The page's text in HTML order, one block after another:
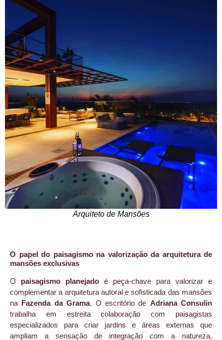
Arquiteto de Mansões
O papel do paisagismo na valorização da arquitetura de
mansões exclusivas
O paisagismo planejado é peça-chave para valorizar e
complementar a arquitetura autoral e sofisticada das mansões
na Fazenda da Grama. O escritório de Adriana Consulin
trabalha em estreita colaboração com paisagistas
especializados para criar jardins e áreas externas que
ampliam a sensação de integração com a natureza,